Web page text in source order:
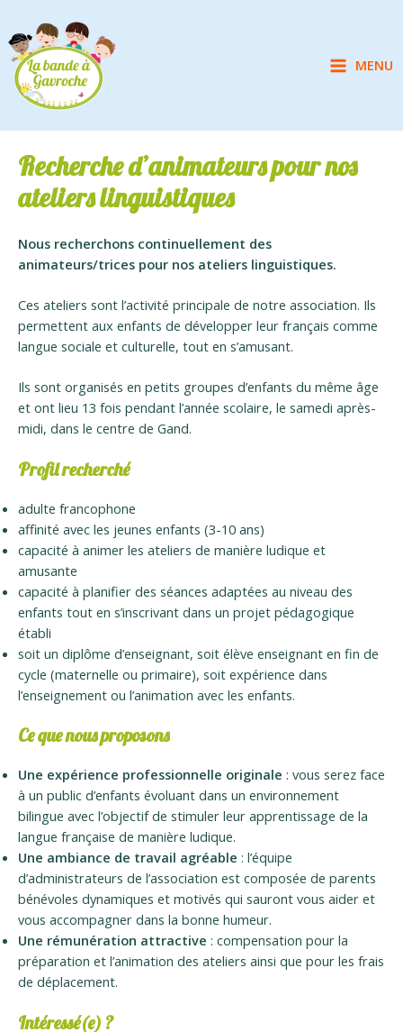
contenu
Main
MENU
Recherche d’animateurs pour nos
ateliers linguistiques
Nous recherchons continuellement des
animateurs/trices pour nos ateliers linguistiques.
Ces ateliers sont l’activité principale de notre association. Ils
permettent aux enfants de développer leur français comme
langue sociale et culturelle, tout en s’amusant.
Ils sont organisés en petits groupes d’enfants du même âge
et ont lieu 13 fois pendant l’année scolaire, le samedi après-
midi, dans le centre de Gand.
Profil recherché
adulte francophone
affinité avec les jeunes enfants (3-10 ans)
capacité à animer les ateliers de manière ludique et
amusante
capacité à planifier des séances adaptées au niveau des
enfants tout en s’inscrivant dans un projet pédagogique
établi
soit un diplôme d’enseignant, soit élève enseignant en fin de
cycle (maternelle ou primaire), soit expérience dans
l’enseignement ou l’animation avec les enfants.
Ce que nous proposons
Une expérience professionnelle originale : vous serez face
à un public d’enfants évoluant dans un environnement
bilingue avec l’objectif de stimuler leur apprentissage de la
langue française de manière ludique.
Une ambiance de travail agréable : l’équipe
d’administrateurs de l’association est composée de parents
bénévoles dynamiques et motivés qui sauront vous aider et
vous accompagner dans la bonne humeur.
Une rémunération attractive : compensation pour la
préparation et l’animation des ateliers ainsi que pour les frais
de déplacement.
Intéressé(e) ?